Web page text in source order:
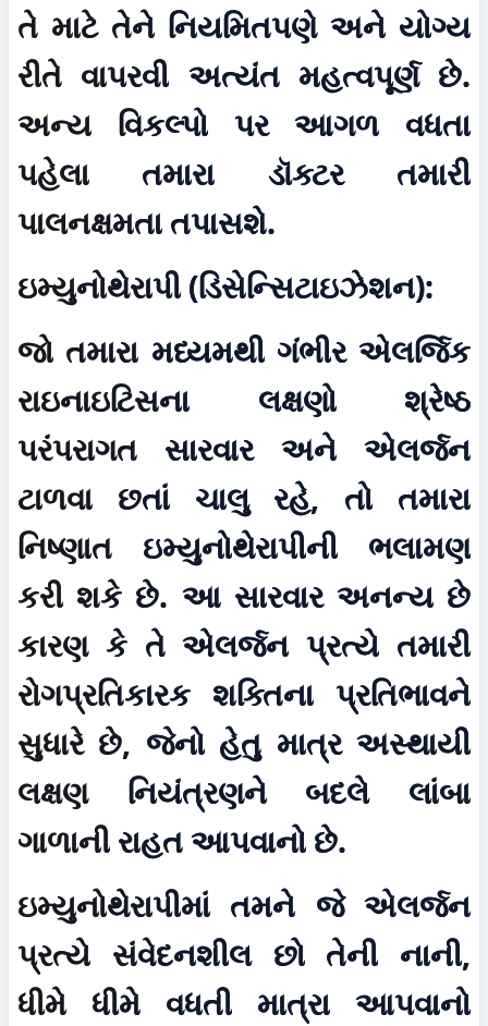
તે માટે તેને નિયમિતપણે અને યોગ્ય
રીતે વાપરવી અત્યંત મહત્વપૂર્ણ છે.
અન્ય વિકલ્પો પર આગળ વધતા
પહેલા તમારા ડૉક્ટર તમારી
પાલનક્ષમતા તપાસશે.
ઇમ્યુનોથેરાપી (ડિસેન્સિટાઇઝેશન):
જો તમારા મધ્યમથી ગંભીર એલર્જિક
રાઇનાઇટિસના લક્ષણો શ્રેષ્ઠ
પરંપરાગત સારવાર અને એલર્જન
ટાળવા છતાં ચાલુ રહે, તો તમારા
નિષ્ણાત ઇમ્યુનોથેરાપીની ભલામણ
કરી શકે છે. આ સારવાર અનન્ય છે
કારણ કે તે એલર્જન પ્રત્યે તમારી
રોગપ્રતિકારક શક્તિના પ્રતિભાવને
સુધારે છે, જેનો હેતુ માત્ર અસ્થાયી
લક્ષણ નિયંત્રણને બદલે લાંબા
ગાળાની રાહત આપવાનો છે.
ઇમ્યુનોથેરાપીમાં તમને જે એલર્જન
પ્રત્યે સંવેદનશીલ છો તેની નાની,
ધીમે ધીમે વધતી માત્રા આપવાનો